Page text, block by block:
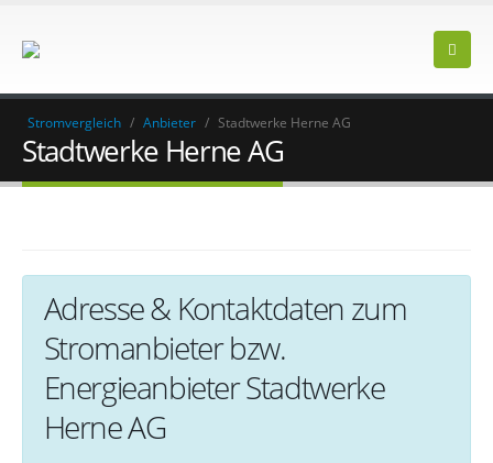
Stromvergleich / Anbieter / Stadtwerke Herne AG
Stadtwerke Herne AG
Adresse & Kontaktdaten zum
Stromanbieter bzw.
Energieanbieter Stadtwerke
Herne AG